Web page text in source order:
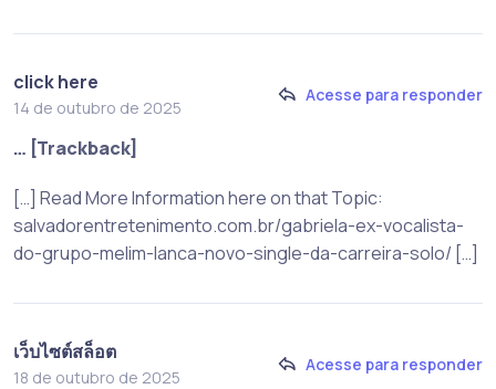
click here
14 de outubro de 2025
Acesse para responder
… [Trackback]
[…] Read More Information here on that Topic:
salvadorentretenimento.com.br/gabriela-ex-vocalista-
do-grupo-melim-lanca-novo-single-da-carreira-solo/ […]
เว็บไซต์สล็อต
18 de outubro de 2025
Acesse para responder